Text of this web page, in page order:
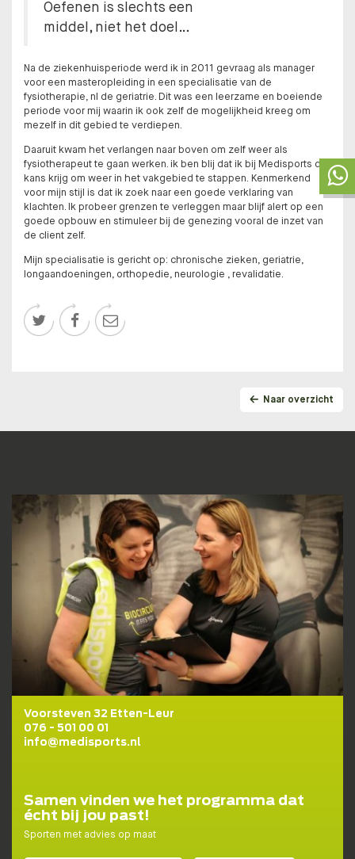
Oefenen is slechts een
middel, niet het doel…
Na de ziekenhuisperiode werd ik in 2011 gevraag als manager
voor een masteropleiding in een specialisatie van de
fysiotherapie, nl de geriatrie. Dit was een leerzame en boeiende
periode voor mij waarin ik ook zelf de mogelijkheid kreeg om
mezelf in dit gebied te verdiepen.
Daaruit kwam het verlangen naar boven om zelf weer als
fysiotherapeut te gaan werken. ik ben blij dat ik bij Medisports de
kans krijg om weer in het vakgebied te stappen. Kenmerkend
voor mijn stijl is dat ik zoek naar een goede verklaring van
klachten. Ik probeer grenzen te verleggen maar blijf alert op een
goede opbouw en stimuleer bij de genezing vooral de inzet van
de client zelf.
Mijn specialisatie is gericht op: chronische zieken, geriatrie,
longaandoeningen, orthopedie, neurologie , revalidatie.
  
Naar overzicht
Voorsteven 32 Etten-Leur
076 - 501 00 01
info@medisports.nl
Samen vinden we het programma dat
écht bij jou past!
Sporten met advies op maat
Wij helpen je graag naar een fit, gezond en goed
gevoel!
DOE DE TEST!